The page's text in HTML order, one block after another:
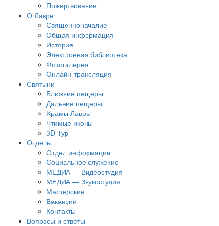
Пожертвование
О Лавре
Священноначалие
Общая информация
История
Электронная библиотека
Фотогалерея
Онлайн-трансляция
Святыни
Ближние пещеры
Дальние пещеры
Храмы Лавры
Чтимые иконы
3D Тур
Отделы
Отдел информации
Социальное служение
МЕДИА — Видеостудия
МЕДИА — Звукостудия
Мастерские
Вакансии
Контакты
Вопросы и ответы